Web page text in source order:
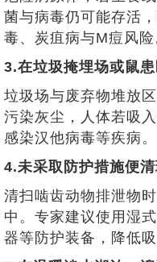
菌与病毒仍可能存活
毒、炭疽病与M痘风险
3.在垃圾掩埋场或鼠
垃圾场与废弃物堆放
污染灰尘，人体若吸
感染汉他病毒等疾病。
4.未采取防护措施便
清扫啮齿动物排泄物
中。专家建议使用湿
器等防护装备，降低吸